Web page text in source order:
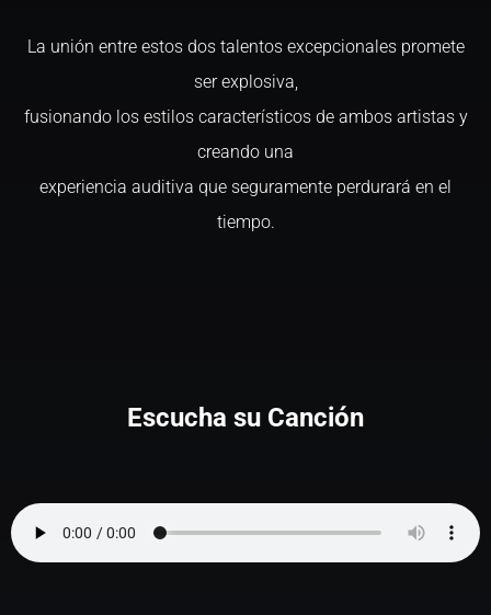
La unión entre estos dos talentos excepcionales promete
ser explosiva,
fusionando los estilos característicos de ambos artistas y
creando una
experiencia auditiva que seguramente perdurará en el
tiempo.
Escucha su Canción